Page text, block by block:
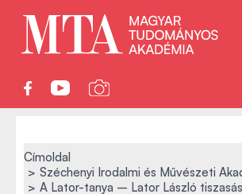
Címoldal
Széchenyi Irodalmi és Művészeti
A Lator-tanya – Lator László